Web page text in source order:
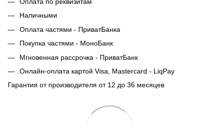
Наличными
Оплата частями - ПриватБанка
Покупка частями - МоноБанк
Мгновенная рассрочка - ПриватБанк
Онлайн-оплата картой Visa, Mastercard - LiqPay
Гарантия от производителя от 12 до 36 месяцев